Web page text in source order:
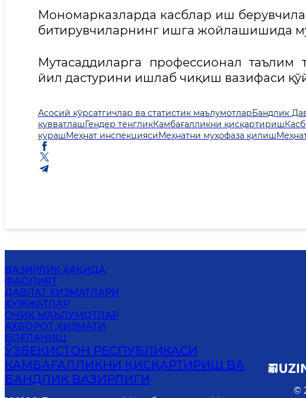
Мономарказларда касблар иш
битирувчиларнинг ишга жойлашишида
Мутасаддиларга профессионал
йил дастурини ишлаб чиқиш вазифаси
Асосий кўрсатгичлар ва статистик маълумотларБандлик
қувватлашГендер тенгликКамбағалликни қисқартириш
курашМеҳнат инспекциясиМеҳнатни муҳофаза қилиш
ВАЗИРЛИК ҲАҚИДА
ФАОЛИЯТ
ДАВЛАТ ХИЗМАТЛАРИ
ҲУЖЖАТЛАР
ОЧИҚ МАЪЛУМОТЛАР
АХБОРОТ ХИЗМАТИ
БОҒЛАНИШ
ЎЗБЕКИСТОН РЕСПУБЛИКАСИ
КАМБАҒАЛЛИКНИ ҚИСҚАРТИРИШ ВА
БАНДЛИК ВАЗИРЛИГИ
©